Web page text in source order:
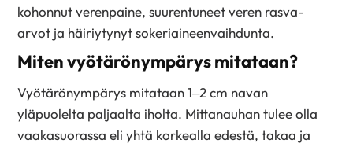
kohonnut verenpaine, suurentuneet veren rasva-
arvot ja häiriytynyt sokeriaineenvaihdunta.
Miten vyötärönympärys mitataan?
Vyötärönympärys mitataan 1–2 cm navan
yläpuolelta paljaalta iholta. Mittanauhan tulee olla
vaakasuorassa eli yhtä korkealla edestä, takaa ja